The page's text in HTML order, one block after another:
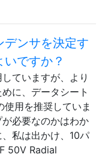
デンサを決定す
ですか？
ていますが、より
に、データシート
用を推奨していま
必要なのかはわか
私は出かけ、10パ
50V Radial